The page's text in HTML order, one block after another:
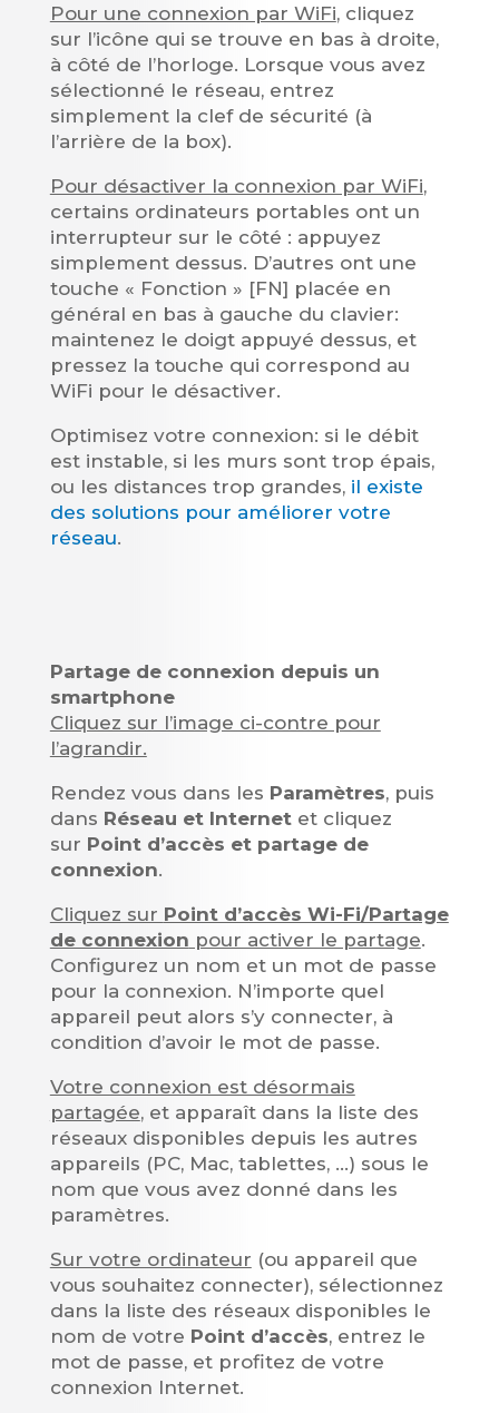
Pour une connexion par WiFi, cliquez
sur l’icône qui se trouve en bas à droite,
à côté de l’horloge. Lorsque vous avez
sélectionné le réseau, entrez
simplement la clef de sécurité (à
l’arrière de la box).
Pour désactiver la connexion par WiFi,
certains ordinateurs portables ont un
interrupteur sur le côté : appuyez
simplement dessus. D’autres ont une
touche « Fonction » [FN] placée en
général en bas à gauche du clavier:
maintenez le doigt appuyé dessus, et
pressez la touche qui correspond au
WiFi pour le désactiver.
Optimisez votre connexion: si le débit
est instable, si les murs sont trop épais,
ou les distances trop grandes, il existe
des solutions pour améliorer votre
réseau.
Partage de connexion depuis un
smartphone
Cliquez sur l’image ci-contre pour
l’agrandir.
Rendez vous dans les Paramètres, puis
dans Réseau et Internetet cliquez
sur Point d’accès et partage de
connexion.
Cliquez sur Point d’accès Wi-Fi/Partage
de connexion pour activer le partage.
Configurez un nom et un mot de passe
pour la connexion. N’importe quel
appareil peut alors s’y connecter, à
condition d’avoir le mot de passe.
Votre connexion est désormais
partagée, et apparaît dans la liste des
réseaux disponibles depuis les autres
appareils (PC, Mac, tablettes, …) sous le
nom que vous avez donné dans les
paramètres.
Sur votre ordinateur (ou appareil que
vous souhaitez connecter), sélectionnez
dans la liste des réseaux disponibles le
nom de votre Point d’accès, entrez le
mot de passe, et profitez de votre
connexion Internet.